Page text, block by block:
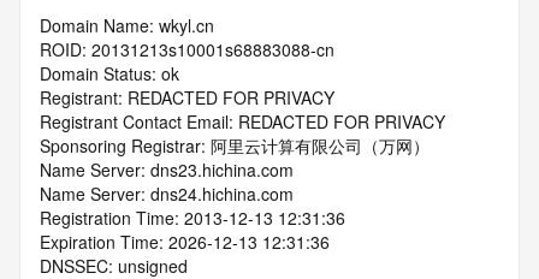
Domain Name: wkyl.cn
ROID: 20131213s10001s68883088-cn
Domain Status: ok
Registrant: REDACTED FOR PRIVACY
Registrant Contact Email: REDACTED FOR PRIVACY
Sponsoring Registrar: 阿里云计算有限公司（万网）
Name Server: dns23.hichina.com
Name Server: dns24.hichina.com
Registration Time: 2013-12-13 12:31:36
Expiration Time: 2026-12-13 12:31:36
DNSSEC: unsigned